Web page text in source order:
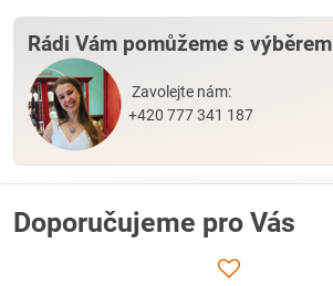
Rádi Vám pomůžeme s výběrem
Zavolejte nám:
+420 777 341 187
Doporučujeme pro Vás